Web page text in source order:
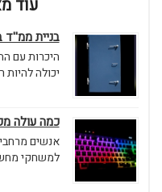
עוד
בניית
היכרות עם
יכולה להיות
כמה עולה
אנשים
למשחקי